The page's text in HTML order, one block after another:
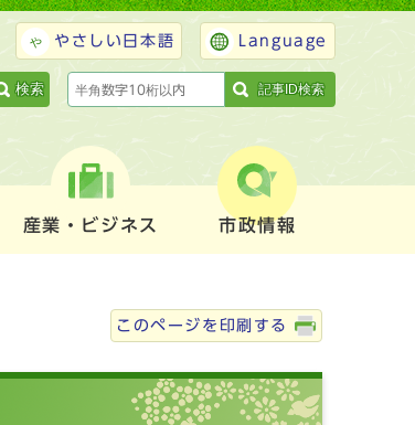
やさしい日本語 Language
検索 記事ID検索
産業・ビジネス 市政情報
このページを印刷する